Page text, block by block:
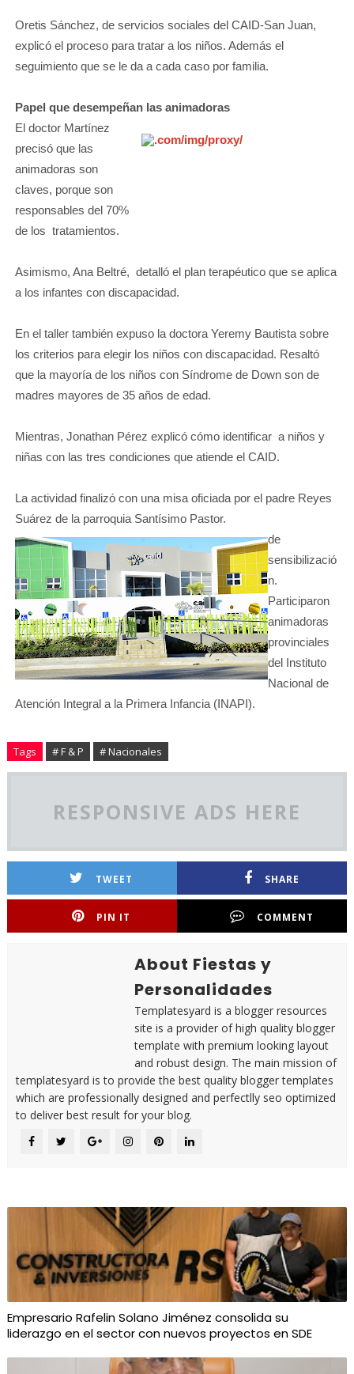
Oretis Sánchez, de servicios sociales del CAID-San Juan,
explicó el proceso para tratar a los niños. Además el
seguimiento que se le da a cada caso por familia.
Papel que desempeñan las animadoras
El doctor Martínez
precisó que las
animadoras son
claves, porque son
responsables del 70%
de los tratamientos.
Asimismo, Ana Beltré, detalló el plan terapéutico que se aplica
a los infantes con discapacidad.
En el taller también expuso la doctora Yeremy Bautista sobre
los criterios para elegir los niños con discapacidad. Resaltó
que la mayoría de los niños con Síndrome de Down son de
madres mayores de 35 años de edad.
Mientras, Jonathan Pérez explicó cómo identificar a niños y
niñas con las tres condiciones que atiende el CAID.
La actividad finalizó con una misa oficiada por el padre Reyes
Suárez de la parroquia Santísimo Pastor.
de
sensibilizació
n.
Participaron
animadoras
provinciales
del Instituto
Nacional de
Atención Integral a la Primera Infancia (INAPI).
Tags # F & P # Nacionales
RESPONSIVE ADS HERE
TWEET SHARE
PIN IT COMMENT
About Fiestas y
Personalidades
Templatesyard is a blogger resources
site is a provider of high quality blogger
template with premium looking layout
and robust design. The main mission of
templatesyard is to provide the best quality blogger templates
which are professionally designed and perfectlly seo optimized
to deliver best result for your blog.
Empresario Rafelin Solano Jiménez consolida su
liderazgo en el sector con nuevos proyectos en SDE